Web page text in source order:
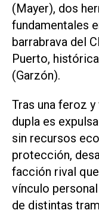
(Mayer), dos
fundamentales
barrabrava del
Puerto,
(Garzón).
Tras una feroz
dupla es
sin recursos
protección,
facción rival
vínculo
de distintas